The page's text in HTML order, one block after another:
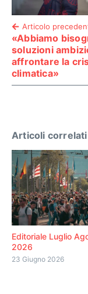
Articolo
«Abbiamo
soluzioni
affrontare la
climatica»
Articoli correlati
Editoriale Luglio
2026
23 Giugno 2026